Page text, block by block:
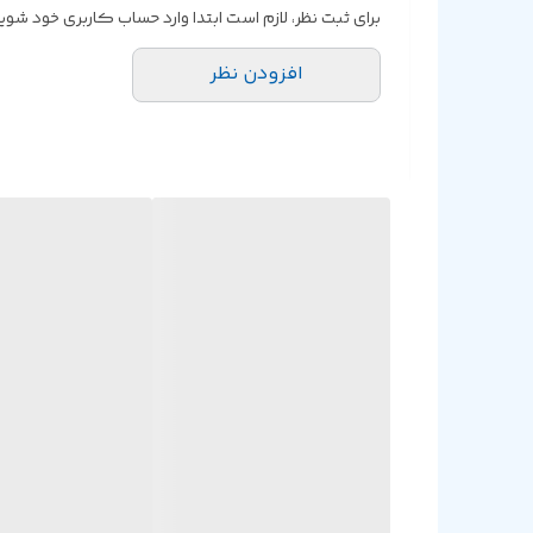
برای ثبت نظر، لازم است ابتدا وارد حساب کاربری خود
افزودن نظر